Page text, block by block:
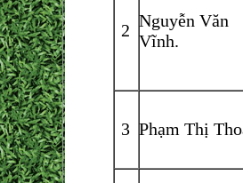
2 Nguyễn Văn
Vĩnh.
3 Phạm Thị